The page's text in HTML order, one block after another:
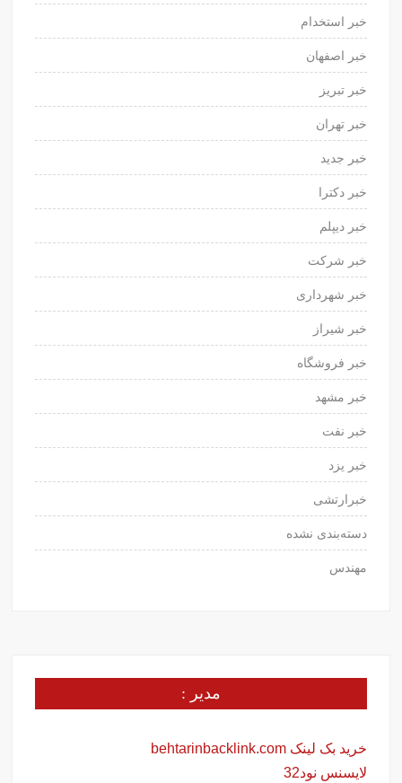
خبر استخدام
خبر اصفهان
خبر تبریز
خبر تهران
خبر جدید
خبر دکترا
خبر دیپلم
خبر شرکت
خبر شهرداری
خبر شیراز
خبر فروشگاه
خبر مشهد
خبر نفت
خبر یزد
خبرارتشی
دسته‌بندی نشده
مهندس
مدیر :
خرید بک لینک behtarinbacklink.com
لایسنس نود32